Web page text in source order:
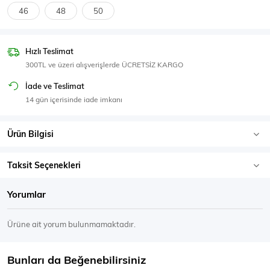
Eşofman Üstü Sweatshirt
46 48 50
Hızlı Teslimat
300TL ve üzeri alışverişlerde ÜCRETSİZ KARGO
İade ve Teslimat
14 gün içerisinde iade imkanı
Ürün Bilgisi
Taksit Seçenekleri
Yorumlar
Ürüne ait yorum bulunmamaktadır.
Bunları da Beğenebilirsiniz